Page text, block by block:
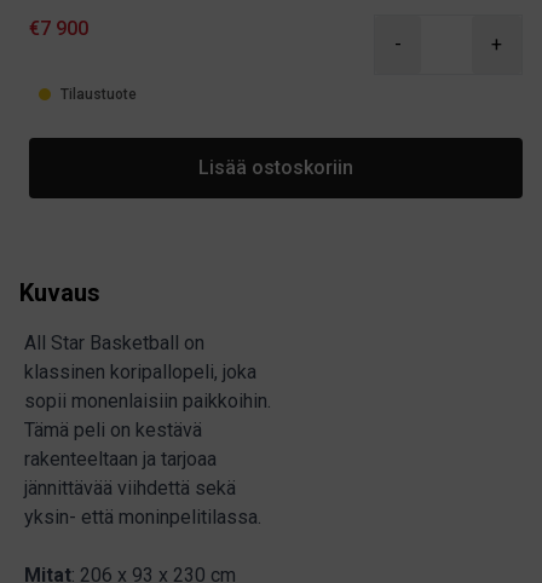
Product information
€7 900
- +
Tilaustuote
Lisää ostoskoriin
Kuvaus
All Star Basketball on
klassinen koripallopeli, joka
sopii monenlaisiin paikkoihin.
Tämä peli on kestävä
rakenteeltaan ja tarjoaa
jännittävää viihdettä sekä
yksin- että moninpelitilassa.
Mitat: 206 x 93 x 230 cm